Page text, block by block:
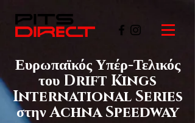
Ευρωπαϊκός Υπέρ-Τελικός
του Drift Kings
International Series
στην Achna Speedway